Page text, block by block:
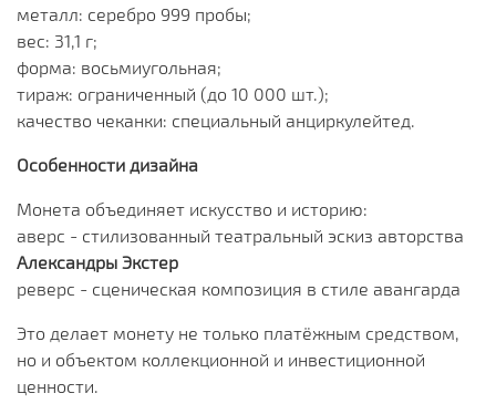
металл: серебро 999 пробы;
вес: 31,1 г;
форма: восьмиугольная;
тираж: ограниченный (до 10 000 шт.);
качество чеканки: специальный анциркулейтед.
Особенности дизайна
Монета объединяет искусство и историю:
аверс - стилизованный театральный эскиз авторства
Александры Экстер
реверс - сценическая композиция в стиле авангарда
Это делает монету не только платёжным средством,
но и объектом коллекционной и инвестиционной
ценности.